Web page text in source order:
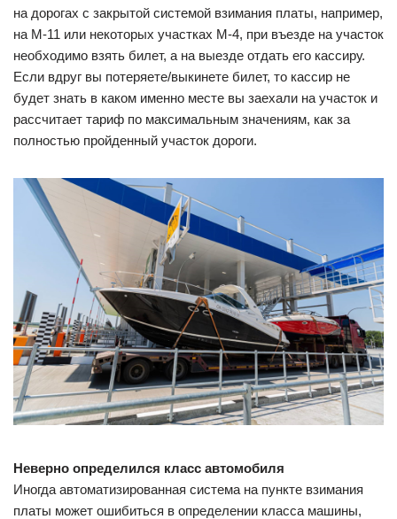
на дорогах с закрытой системой взимания платы, например,
на М-11 или некоторых участках М-4, при въезде на участок
необходимо взять билет, а на выезде отдать его кассиру.
Если вдруг вы потеряете/выкинете билет, то кассир не
будет знать в каком именно месте вы заехали на участок и
рассчитает тариф по максимальным значениям, как за
полностью пройденный участок дороги.
Неверно определился класс автомобиля
Иногда автоматизированная система на пункте взимания
платы может ошибиться в определении класса машины,